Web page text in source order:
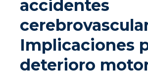
accidentes
Implicaciones
deterioro